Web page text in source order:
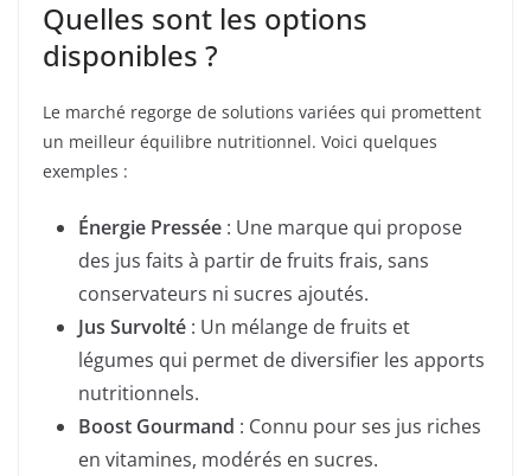
Quelles sont les options
disponibles ?
Le marché regorge de solutions variées qui promettent
un meilleur équilibre nutritionnel. Voici quelques
exemples :
Énergie Pressée : Une marque qui propose
des jus faits à partir de fruits frais, sans
conservateurs ni sucres ajoutés.
Jus Survolté : Un mélange de fruits et
légumes qui permet de diversifier les apports
nutritionnels.
Boost Gourmand : Connu pour ses jus riches
en vitamines, modérés en sucres.